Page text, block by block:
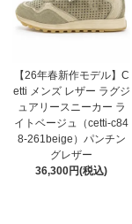
【26年春新作モデル】C
etti メンズ レザー ラグジ
ュアリースニーカー ラ
イトベージュ（cetti-c84
8-261beige）パンチン
グレザー
36,300円(税込)